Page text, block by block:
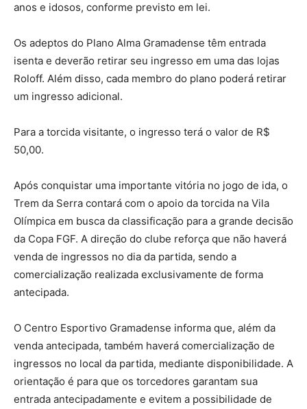
anos e idosos, conforme previsto em lei.
Os adeptos do Plano Alma Gramadense têm entrada
isenta e deverão retirar seu ingresso em uma das lojas
Roloff. Além disso, cada membro do plano poderá retirar
um ingresso adicional.
Para a torcida visitante, o ingresso terá o valor de R$
50,00.
Após conquistar uma importante vitória no jogo de ida, o
Trem da Serra contará com o apoio da torcida na Vila
Olímpica em busca da classificação para a grande decisão
da Copa FGF. A direção do clube reforça que não haverá
venda de ingressos no dia da partida, sendo a
comercialização realizada exclusivamente de forma
antecipada.
O Centro Esportivo Gramadense informa que, além da
venda antecipada, também haverá comercialização de
ingressos no local da partida, mediante disponibilidade. A
orientação é para que os torcedores garantam sua
entrada antecipadamente e evitem a possibilidade de